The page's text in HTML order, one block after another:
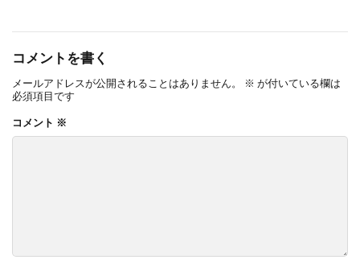
コメントを書く
メールアドレスが公開されることはありません。 ※ が付いている欄は
必須項目です
コメント ※